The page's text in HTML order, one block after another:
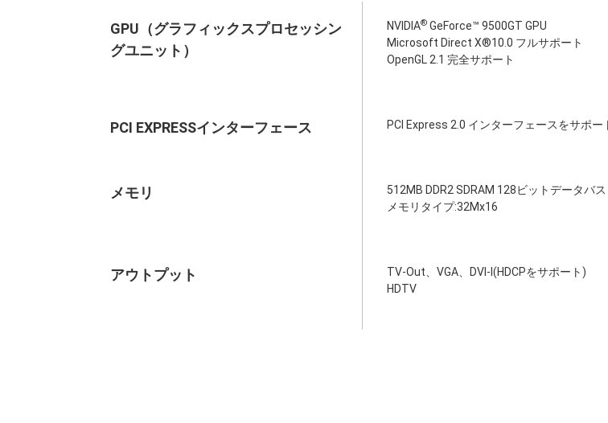
GPU（グラフィックスプロセッシン
グユニット）
NVIDIA® GeForce™ 9500GT GPU
Microsoft Direct X®10.0 フルサポート
OpenGL 2.1 完全サポート
PCI EXPRESSインターフェース PCI Express 2.0 インターフェースをサポー
メモリ
512MB DDR2 SDRAM 128ビットデータバス
メモリタイプ:32Mx16
アウトプット
TV-Out、VGA、DVI-I(HDCPをサポート)
HDTV